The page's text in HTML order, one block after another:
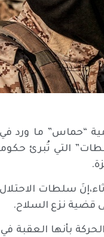
“حماس” ما ورد
التي تُبرئ
سلطات الاحتلال
قضية نزع السلاح.
بأنها العقبة